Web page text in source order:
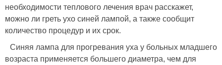
необходимости теплового лечения врач расскажет,
можно ли греть ухо синей лампой, а также сообщит
количество процедур и их срок.
Синяя лампа для прогревания уха у больных младшего
возраста применяется большего диаметра, чем для